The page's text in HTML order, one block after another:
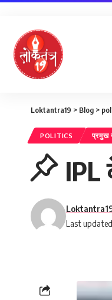
Loktantra19 > Blog >
POLITICS प्रमुख
IPL
Last